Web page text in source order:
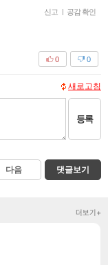
신고 | 공감 확인
0
0
새로고침
등록
다음 댓글보기
더보기+